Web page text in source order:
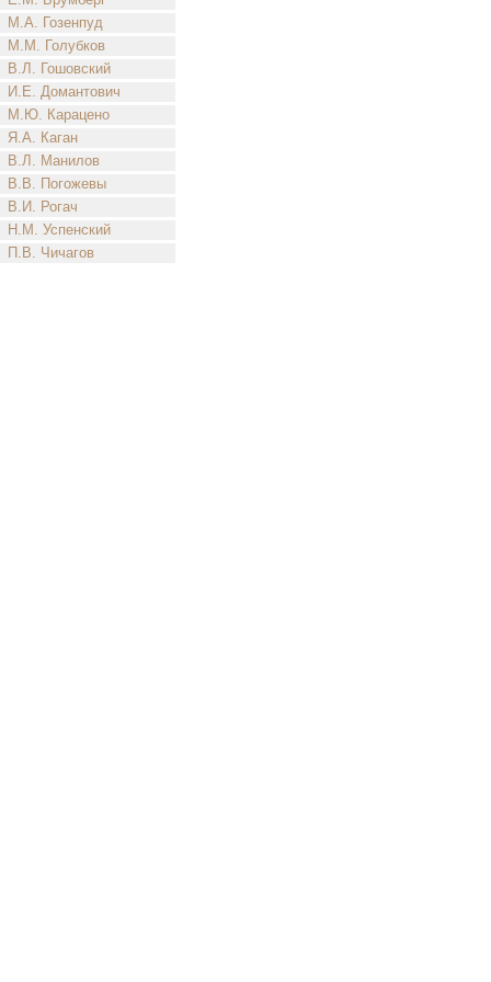
М.А. Гозенпуд
М.М. Голубков
В.Л. Гошовский
И.Е. Домантович
М.Ю. Карацено
Я.А. Каган
В.Л. Манилов
В.В. Погожевы
В.И. Рогач
Н.М. Успенский
П.В. Чичагов